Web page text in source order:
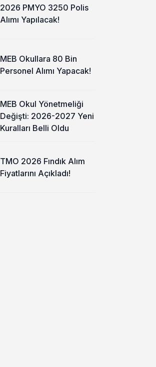
2026 PMYO 3250 Polis
Alımı Yapılacak!
MEB Okullara 80 Bin
Personel Alımı Yapacak!
MEB Okul Yönetmeliği
Değişti: 2026-2027 Yeni
Kuralları Belli Oldu
TMO 2026 Fındık Alım
Fiyatlarını Açıkladı!